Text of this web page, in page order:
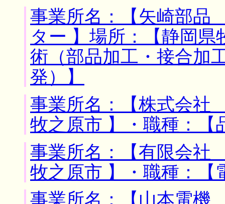
事業所名：【矢崎部
ター 】場所：【静岡
術（部品加工・接合加
発）】
事業所名：【株式会
牧之原市 】・職種：【
事業所名：【有限会
牧之原市 】・職種：【
事業所名：【山本電機